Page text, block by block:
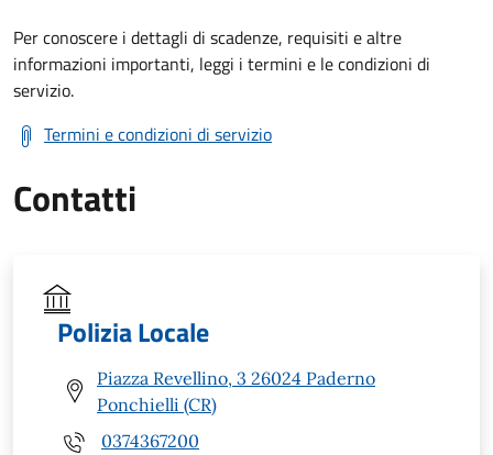
Per conoscere i dettagli di scadenze, requisiti e altre
informazioni importanti, leggi i termini e le condizioni di
servizio.
Termini e condizioni di servizio
Contatti
Polizia Locale
Piazza Revellino, 3 26024 Paderno
Ponchielli (CR)
0374367200